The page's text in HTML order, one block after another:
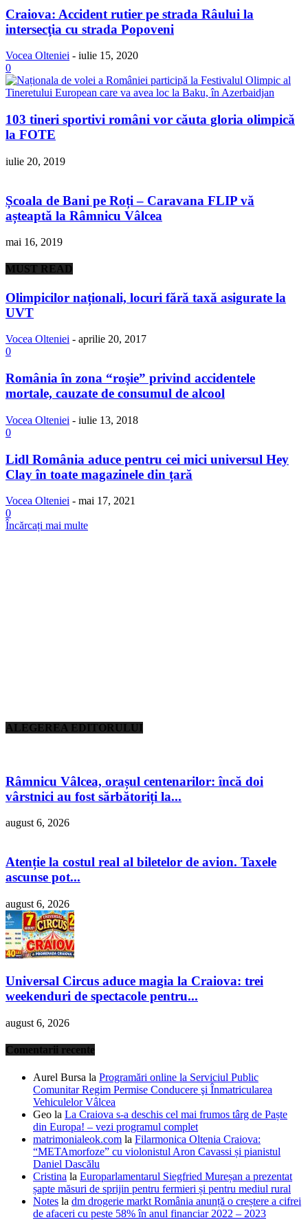
Craiova: Accident rutier pe strada Râului la
intersecţia cu strada Popoveni
Vocea Olteniei - iulie 15, 2020
0
103 tineri sportivi români vor căuta gloria olimpică
la FOTE
iulie 20, 2019
Școala de Bani pe Roți – Caravana FLIP vă
așteaptă la Râmnicu Vâlcea
mai 16, 2019
MUST READ
Olimpicilor naționali, locuri fără taxă asigurate la
UVT
Vocea Olteniei - aprilie 20, 2017
0
România în zona “roşie” privind accidentele
mortale, cauzate de consumul de alcool
Vocea Olteniei - iulie 13, 2018
0
Lidl România aduce pentru cei mici universul Hey
Clay în toate magazinele din țară
Vocea Olteniei - mai 17, 2021
0
Încărcați mai multe
ALEGEREA EDITORULUI
Râmnicu Vâlcea, orașul centenarilor: încă doi
vârstnici au fost sărbătoriți la...
august 6, 2026
Atenție la costul real al biletelor de avion. Taxele
ascunse pot...
august 6, 2026
Universal Circus aduce magia la Craiova: trei
weekenduri de spectacole pentru...
august 6, 2026
Comentarii recente
Aurel Bursa la Programări online la Serviciul Public
Comunitar Regim Permise Conducere şi Înmatricularea
Vehiculelor Vâlcea
Geo la La Craiova s-a deschis cel mai frumos târg de Paște
din Europa! – vezi programul complet
matrimonialeok.com la Filarmonica Oltenia Craiova:
“METAmorfoze” cu violonistul Aron Cavassi și pianistul
Daniel Dascălu
Cristina la Europarlamentarul Siegfried Mureșan a prezentat
șapte măsuri de sprijin pentru fermieri și pentru mediul rural
Notes la dm drogerie markt România anunță o creștere a cifrei
de afaceri cu peste 58% în anul financiar 2022 – 2023